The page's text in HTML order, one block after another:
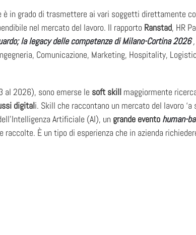
in grado di trasmettere ai vari soggetti direttamente
nel mercato del lavoro. Il rapporto Ranstad, HR
la legacy delle competenze di Milano-Cortina 2026,
Comunicazione, Marketing, Hospitality,
al 2026), sono emerse le soft skill maggiormente
digitali. Skill che raccontano un mercato del lavoro ‘a
Artificiale (AI), un grande evento human-
raccolte. È un tipo di esperienza che in azienda